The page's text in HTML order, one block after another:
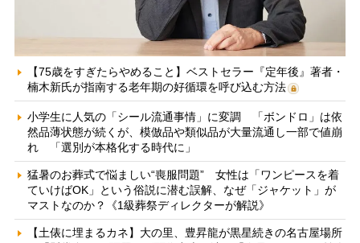
【75歳をすぎたらやめること】ベストセラー『定年後』著者・
楠木新氏が指南する老年期の好循環を呼び込む方法
小学生に人気の「シール流通事情」に変調 「ボンドロ」は依
然品薄状態が続くが、模倣品や類似品が大量流通し一部で値崩
れ 「選別が本格化する時代に」
猛暑のお葬式で悩ましい“喪服問題” 女性は「ワンピースを着
ていけばOK」という俗説に潜む誤解、なぜ「ジャケット」が
マストなのか？《1級葬祭ディレクターが解説》
【土俵に埋まるカネ】大の里、豊昇龍が黒星続きの名古屋場所